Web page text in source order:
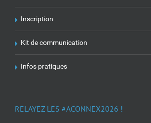
Inscription
Kit de communication
Infos pratiques
RELAYEZ LES #ACONNEX2026 !